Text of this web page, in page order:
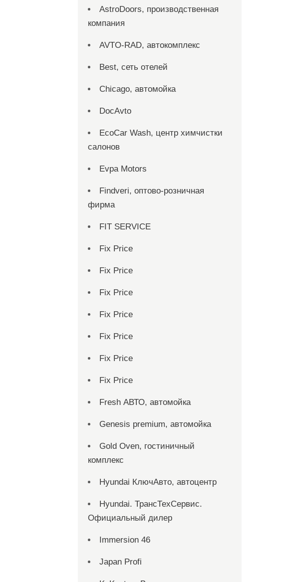
AstroDoors, производственная
компания
AVTO-RAD, автокомплекс
Best, сеть отелей
Chicago, автомойка
DocAvto
EcoCar Wash, центр химчистки
салонов
Evpa Motors
Findveri, оптово-розничная
фирма
FIT SERVICE
Fix Price
Fix Price
Fix Price
Fix Price
Fix Price
Fix Price
Fix Price
Fresh АВТО, автомойка
Genesis premium, автомойка
Gold Oven, гостиничный
комплекс
Hyundai КлючАвто, автоцентр
Hyundai. ТрансТехСервис.
Официальный дилер
Immersion 46
Japan Profi